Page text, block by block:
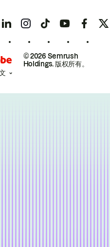
© 2026 Semrush
Holdings. 版权所有。